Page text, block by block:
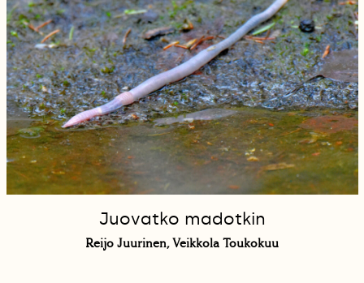
Juovatko madotkin
Reijo Juurinen, Veikkola Toukokuu